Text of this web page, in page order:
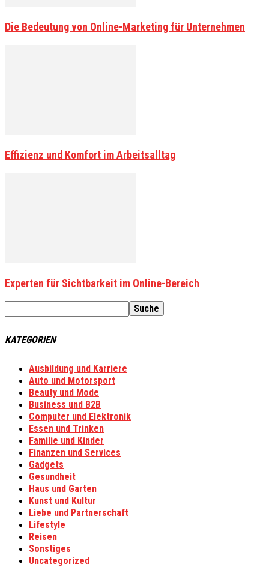
Die Bedeutung von Online-Marketing für Unternehmen
Effizienz und Komfort im Arbeitsalltag
Experten für Sichtbarkeit im Online-Bereich
KATEGORIEN
Ausbildung und Karriere
Auto und Motorsport
Beauty und Mode
Business und B2B
Computer und Elektronik
Essen und Trinken
Familie und Kinder
Finanzen und Services
Gadgets
Gesundheit
Haus und Garten
Kunst und Kultur
Liebe und Partnerschaft
Lifestyle
Reisen
Sonstiges
Uncategorized